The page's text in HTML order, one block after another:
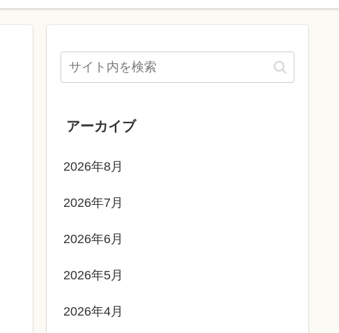
アーカイブ
2026年8月
2026年7月
2026年6月
2026年5月
2026年4月